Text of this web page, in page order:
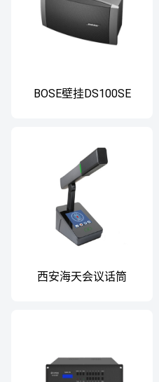
BOSE壁挂DS100SE
西安海天会议话筒